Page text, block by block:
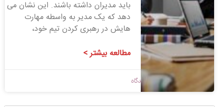
باید مدیران داشته باشند. این نشان می
دهد که یک مدیر به واسطه مهارت
هایش در رهبری کردن تیم خود،
مطالعه بیشتر >
1399/03/20 بدون دیدگاه